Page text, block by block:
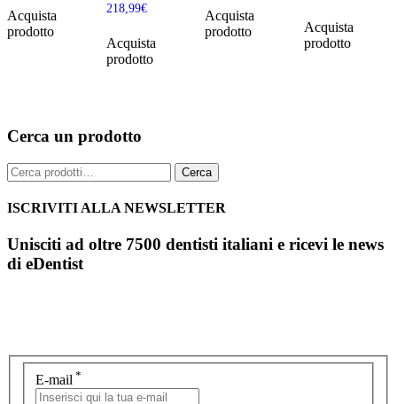
Acquista
prodotto
218,99€
Acquista
prodotto
Acquista
prodotto
Acquista
prodotto
Cerca un prodotto
Cerca: Cerca
ISCRIVITI ALLA NEWSLETTER
Unisciti ad oltre 7500 dentisti italiani e ricevi le news
di eDentist
E-mail *